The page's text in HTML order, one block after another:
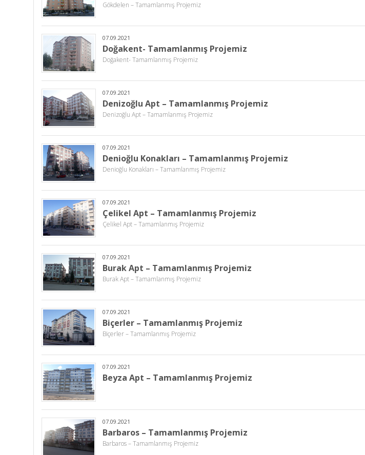
Gökdelen – Tamamlanmış Projemiz
07.09.2021
Doğakent- Tamamlanmış Projemiz
Doğakent- Tamamlanmış Projemiz
07.09.2021
Denizoğlu Apt – Tamamlanmış Projemiz
Denizoğlu Apt – Tamamlanmış Projemiz
07.09.2021
Denioğlu Konakları – Tamamlanmış Projemiz
Denioğlu Konakları – Tamamlanmış Projemiz
07.09.2021
Çelikel Apt – Tamamlanmış Projemiz
Çelikel Apt – Tamamlanmış Projemiz
07.09.2021
Burak Apt – Tamamlanmış Projemiz
Burak Apt – Tamamlanmış Projemiz
07.09.2021
Biçerler – Tamamlanmış Projemiz
Biçerler – Tamamlanmış Projemiz
07.09.2021
Beyza Apt – Tamamlanmış Projemiz
07.09.2021
Barbaros – Tamamlanmış Projemiz
Barbaros – Tamamlanmış Projemiz